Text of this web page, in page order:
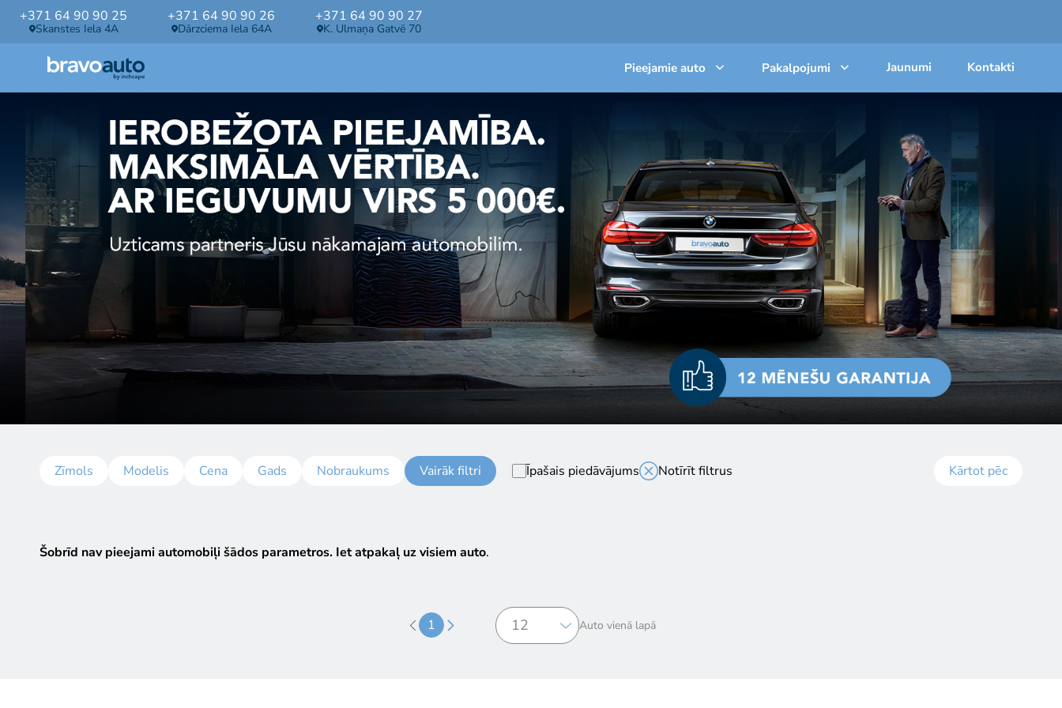
+371 64 90 90 25
Skanstes Iela 4A
+371 64 90 90 26
Dārzciema Iela 64A
+371 64 90 90 27
K. Ulmaņa Gatvē 70
Pieejamie auto Pakalpojumi Jaunumi Kontakti
Zīmols Modelis Cena Gads Nobraukums Vairāk filtri Īpašais piedāvājums Notīrīt filtrus Kārtot pēc
Šobrīd nav pieejami automobiļi šādos parametros. Iet atpakaļ uz visiem auto.
1 Auto vienā lapā